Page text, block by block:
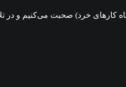
کارهای خرد) صحبت می‌کنیم و در